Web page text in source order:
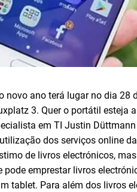
novo ano terá lugar no dia 28
3. Quer o portátil
em TI Justin
dos serviços online
de livros electrónicos,
emprestar livros
tablet. Para além dos livros